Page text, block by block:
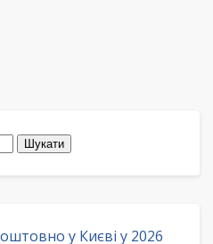
у Києві у 2026